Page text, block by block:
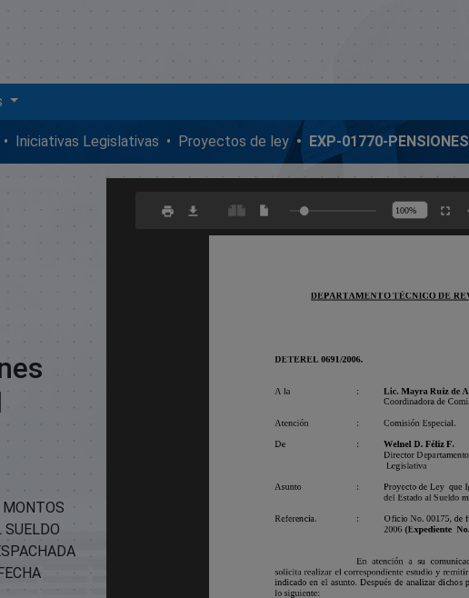
Iniciativas Legislativas Proyectos de ley
MONTOS
SUELDO